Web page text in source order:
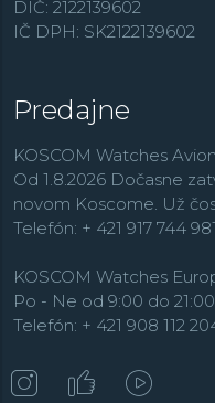
koliesok a v modernej
častejšie sa ale tiež
tak je dnes jej katalóg
legendárnych
s vodotesnosťou od 20
Aquaracer
DIČ: 2122139602
IČ DPH: SK2122139602
Predajne
KOSCOM Watches
Od 1.8.2026 Dočasne
novom Koscome. Už
Telefón: + 421 917 744 981
KOSCOM Watches
Po - Ne od 9:00 do 21:00
Telefón: + 421 908 112